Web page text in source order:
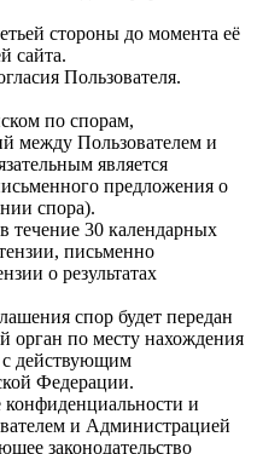
стороны до момента её
сайта.
Пользователя.
по спорам,
между Пользователем и
является
предложения о
спора).
течение 30 календарных
письменно
о результатах
спор будет передан
орган по месту нахождения
с действующим
Федерации.
и
и Администрацией
законодательство